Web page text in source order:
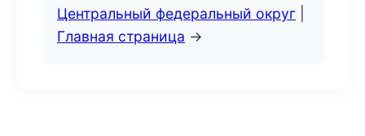
Центральный федеральный округ
Главная страница →